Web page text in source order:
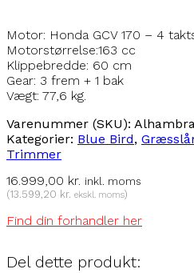
Motor: Honda GCV 170 – 4
Motorstørrelse:163 cc
Klippebredde: 60 cm
Gear: 3 frem + 1 bak
Vægt: 77,6 kg.
Varenummer (SKU):
Kategorier: Blue Bird,
Trimmer
16.999,00 kr. inkl. moms
(13.599,20 kr. ekskl. moms)
Find din forhandler her
Del dette produkt: